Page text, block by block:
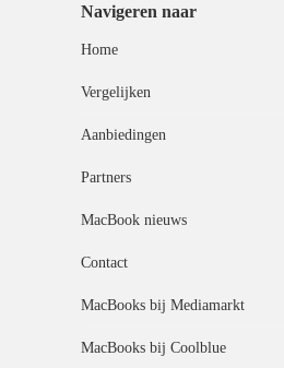
Navigeren naar
Home
Vergelijken
Aanbiedingen
Partners
MacBook nieuws
Contact
MacBooks bij Mediamarkt
MacBooks bij Coolblue